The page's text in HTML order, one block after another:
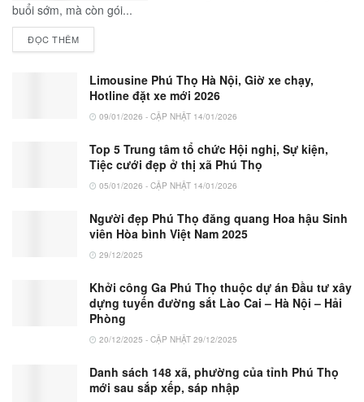
buổi sớm, mà còn gói...
ĐỌC THÊM
Limousine Phú Thọ Hà Nội, Giờ xe chạy,
Hotline đặt xe mới 2026
09/01/2026 - CẬP NHẬT 14/01/2026
Top 5 Trung tâm tổ chức Hội nghị, Sự kiện,
Tiệc cưới đẹp ở thị xã Phú Thọ
05/01/2026 - CẬP NHẬT 14/01/2026
Người đẹp Phú Thọ đăng quang Hoa hậu Sinh
viên Hòa bình Việt Nam 2025
29/12/2025
Khởi công Ga Phú Thọ thuộc dự án Đầu tư xây
dựng tuyến đường sắt Lào Cai – Hà Nội – Hải
Phòng
20/12/2025 - CẬP NHẬT 29/12/2025
Danh sách 148 xã, phường của tỉnh Phú Thọ
mới sau sắp xếp, sáp nhập